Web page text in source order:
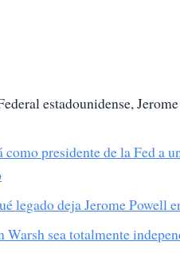
estadounidense,
presidente de la Fed a
legado deja Jerome Powell
sea totalmente